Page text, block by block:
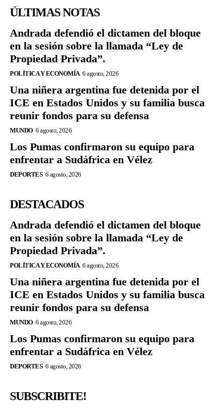
ÚLTIMAS NOTAS
Andrada defendió el dictamen del bloque
en la sesión sobre la llamada “Ley de
Propiedad Privada”.
POLÍTICA Y ECONOMÍA 6 agosto, 2026
Una niñera argentina fue detenida por el
ICE en Estados Unidos y su familia busca
reunir fondos para su defensa
MUNDO 6 agosto, 2026
Los Pumas confirmaron su equipo para
enfrentar a Sudáfrica en Vélez
DEPORTES 6 agosto, 2026
DESTACADOS
Andrada defendió el dictamen del bloque
en la sesión sobre la llamada “Ley de
Propiedad Privada”.
POLÍTICA Y ECONOMÍA 6 agosto, 2026
Una niñera argentina fue detenida por el
ICE en Estados Unidos y su familia busca
reunir fondos para su defensa
MUNDO 6 agosto, 2026
Los Pumas confirmaron su equipo para
enfrentar a Sudáfrica en Vélez
DEPORTES 6 agosto, 2026
SUBSCRIBITE!